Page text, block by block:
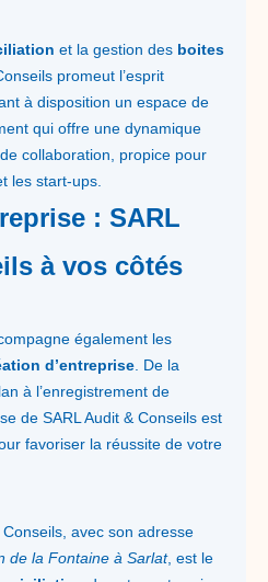
et la gestion des boites
promeut l’esprit
à disposition un espace de
qui offre une dynamique
collaboration, propice pour
les start-ups.
: SARL
à vos côtés
également les
d’entreprise . De la
à l’enregistrement de
de SARL Audit & Conseils est
favoriser la réussite de votre
avec son adresse
de la Fontaine à Sarlat, est le